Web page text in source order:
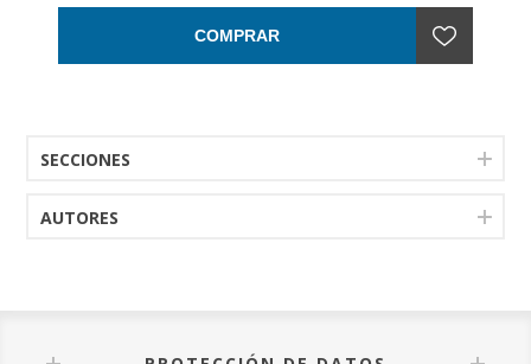
COMPRAR
SECCIONES
AUTORES